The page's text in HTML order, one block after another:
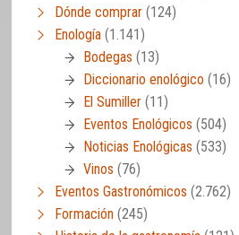
Dónde comprar (124)
Enología (1.141)
Bodegas (13)
Diccionario enológico (16)
El Sumiller (11)
Eventos Enológicos (504)
Noticias Enológicas (533)
Vinos (76)
Eventos Gastronómicos (2.762)
Formación (245)